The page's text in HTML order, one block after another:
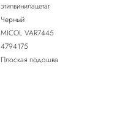
этилвинилацетат
Черный
MICOL VAR7445
4794175
Плоская подошва